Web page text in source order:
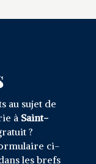
au sujet de
à Saint-
?
ci-
les brefs